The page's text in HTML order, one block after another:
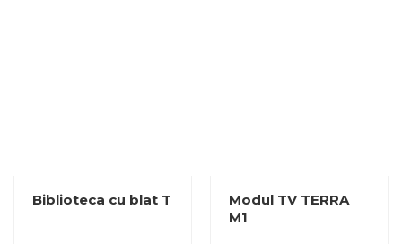
Biblioteca cu blat T
Modul TV TERRA
M1